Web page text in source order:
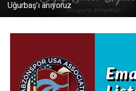
Uğurbaş’ı anıyoruz